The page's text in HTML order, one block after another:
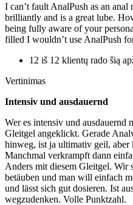
I can’t fault AnalPush as an
brilliantly and is a great lube.
being fully aware of your
filled I wouldn’t use AnalPush
12 iš 12 klientų rado šią
Vertinimas
Intensiv und ausdauernd
Wer es intensiv und ausdauernd
Gleitgel angeklickt. Gerade
hinweg, ist ja ultimativ geil, aber
Manchmal verkrampft dann
Anders mit diesem Gleitgel. Wir
betäuben und man will einfach
und lässt sich gut dosieren. Ist
wegzudenken. Volle Punktzahl.